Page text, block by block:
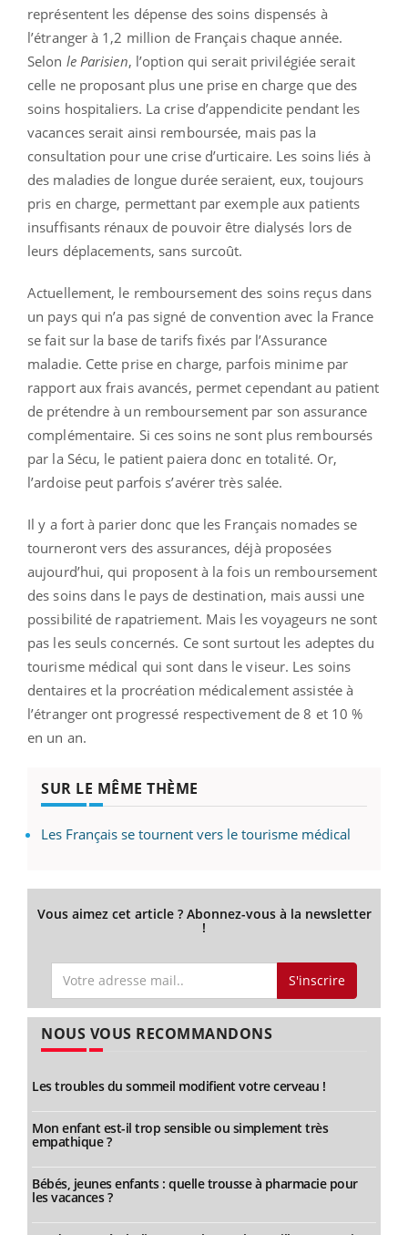
représentent les dépense des soins dispensés à
l’étranger à 1,2 million de Français chaque année.
Selon le Parisien, l’option qui serait privilégiée serait
celle ne proposant plus une prise en charge que des
soins hospitaliers. La crise d’appendicite pendant les
vacances serait ainsi remboursée, mais pas la
consultation pour une crise d’urticaire. Les soins liés à
des maladies de longue durée seraient, eux, toujours
pris en charge, permettant par exemple aux patients
insuffisants rénaux de pouvoir être dialysés lors de
leurs déplacements, sans surcoût.
Actuellement, le remboursement des soins reçus dans
un pays qui n’a pas signé de convention avec la France
se fait sur la base de tarifs fixés par l’Assurance
maladie. Cette prise en charge, parfois minime par
rapport aux frais avancés, permet cependant au patient
de prétendre à un remboursement par son assurance
complémentaire. Si ces soins ne sont plus remboursés
par la Sécu, le patient paiera donc en totalité. Or,
l’ardoise peut parfois s’avérer très salée.
Il y a fort à parier donc que les Français nomades se
tourneront vers des assurances, déjà proposées
aujourd’hui, qui proposent à la fois un remboursement
des soins dans le pays de destination, mais aussi une
possibilité de rapatriement. Mais les voyageurs ne sont
pas les seuls concernés. Ce sont surtout les adeptes du
tourisme médical qui sont dans le viseur. Les soins
dentaires et la procréation médicalement assistée à
l’étranger ont progressé respectivement de 8 et 10 %
en un an.
SUR LE MÊME THÈME
Les Français se tournent vers le tourisme médical
Vous aimez cet article ? Abonnez-vous à la newsletter
!
S'inscrire
NOUS VOUS RECOMMANDONS
Les troubles du sommeil modifient votre cerveau !
Mon enfant est-il trop sensible ou simplement très
empathique ?
Bébés, jeunes enfants : quelle trousse à pharmacie pour
les vacances ?